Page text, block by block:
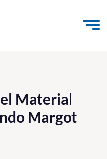
Material
Margot